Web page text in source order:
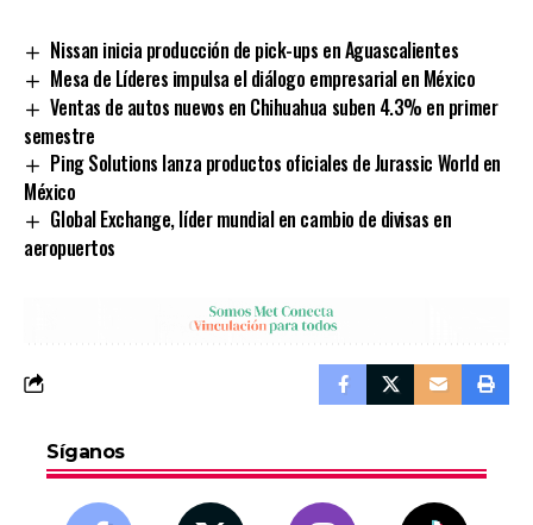
Nissan inicia producción de pick-ups en Aguascalientes
Mesa de Líderes impulsa el diálogo empresarial en México
Ventas de autos nuevos en Chihuahua suben 4.3% en primer
semestre
Ping Solutions lanza productos oficiales de Jurassic World en
México
Global Exchange, líder mundial en cambio de divisas en
aeropuertos
Síganos